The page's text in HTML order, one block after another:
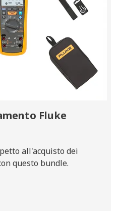
Fluke
all'acquisto dei
questo bundle.